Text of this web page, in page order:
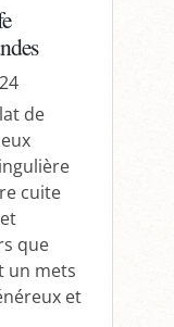
de
cuite
que
un mets
et